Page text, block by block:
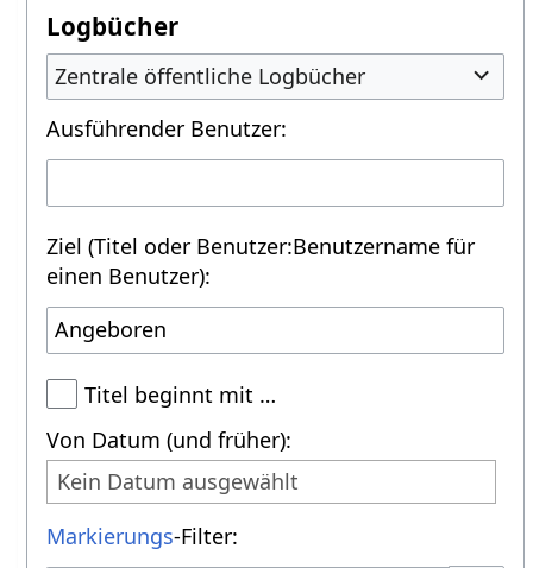
Logbücher
Zentrale öffentliche Logbücher
Ausführender Benutzer:
Ziel (Titel oder Benutzer:Benutzername für
einen Benutzer):
Titel beginnt mit …
Von Datum (und früher):
Kein Datum ausgewählt
Markierungs-Filter: